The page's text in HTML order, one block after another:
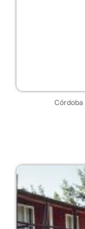
Córdoba